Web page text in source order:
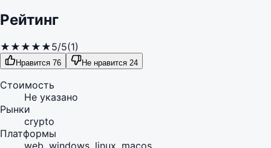
Рейтинг
★ ★ ★ ★ ★5/5(1)
Нравится 76 Не нравится 24
Стоимость
Не указано
Рынки
crypto
Платформы